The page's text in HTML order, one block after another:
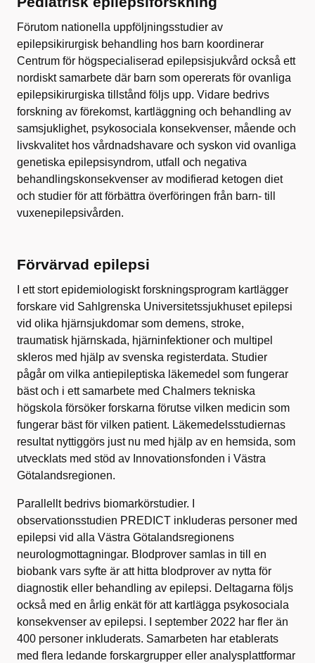
Förutom nationella uppföljningsstudier av
epilepsikirurgisk behandling hos barn koordinerar
Centrum för högspecialiserad epilepsisjukvård också ett
nordiskt samarbete där barn som opererats för ovanliga
epilepsikirurgiska tillstånd följs upp. Vidare bedrivs
forskning av förekomst, kartläggning och behandling av
samsjuklighet, psykosociala konsekvenser, mående och
livskvalitet hos vårdnadshavare och syskon vid ovanliga
genetiska epilepsisyndrom, utfall och negativa
behandlingskonsekvenser av modifierad ketogen diet
och studier för att förbättra överföringen från barn- till
vuxenepilepsivården.
Förvärvad epilepsi
I ett stort epidemiologiskt forskningsprogram kartlägger
forskare vid Sahlgrenska Universitetssjukhuset epilepsi
vid olika hjärnsjukdomar som demens, stroke,
traumatisk hjärnskada, hjärninfektioner och multipel
skleros med hjälp av svenska registerdata. Studier
pågår om vilka antiepileptiska läkemedel som fungerar
bäst och i ett samarbete med Chalmers tekniska
högskola försöker forskarna förutse vilken medicin som
fungerar bäst för vilken patient. Läkemedelsstudiernas
resultat nyttiggörs just nu med hjälp av en hemsida, som
utvecklats med stöd av Innovationsfonden i Västra
Götalandsregionen.
Parallellt bedrivs biomarkörstudier. I
observationsstudien PREDICT inkluderas personer med
epilepsi vid alla Västra Götalandsregionens
neurologmottagningar. Blodprover samlas in till en
biobank vars syfte är att hitta blodprover av nytta för
diagnostik eller behandling av epilepsi. Deltagarna följs
också med en årlig enkät för att kartlägga psykosociala
konsekvenser av epilepsi. I september 2022 har fler än
400 personer inkluderats. Samarbeten har etablerats
med flera ledande forskargrupper eller analysplattformar